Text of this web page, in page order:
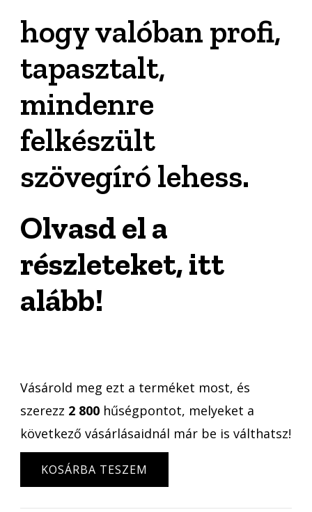
hogy valóban profi,
tapasztalt,
mindenre
felkészült
szövegíró lehess.
Olvasd el a
részleteket, itt
alább!
Vásárold meg ezt a terméket most, és
szerezz 2 800 hűségpontot, melyeket a
következő vásárlásaidnál már be is válthatsz!
Szövegírás
Praktikák
KOSÁRBA TESZEM